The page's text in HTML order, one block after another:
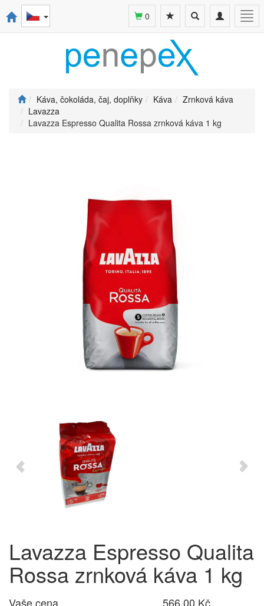
Toggle
navigation
Toggle
search
0
Káva, čokoláda, čaj, doplňky Káva
Zrnková káva
Lavazza
Lavazza Espresso Qualita Rossa zrnková káva 1 kg
Lavazza Espresso Qualita
Rossa zrnková káva 1 kg
Vaše cena
566,00 Kč